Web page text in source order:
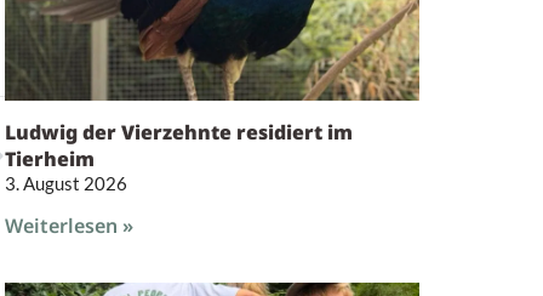
Ludwig der Vierzehnte residiert im
Tierheim
3. August 2026
Weiterlesen »